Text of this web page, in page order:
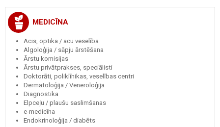
MEDICĪNA
Acis, optika / acu veselība
Algoloģija / sāpju ārstēšana
Ārstu komisijas
Ārstu privātprakses, speciālisti
Doktorāti, poliklīnikas, veselības centri
Dermatoloģija / Veneroloģija
Diagnostika
Elpceļu / plaušu saslimšanas
e-medicīna
Endokrinoloģija / diabēts